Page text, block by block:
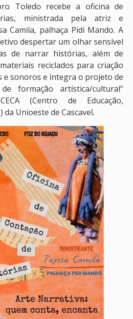
Toledo recebe a oficina de
ministrada pela atriz e
Camila, palhaça Pidi Mando. A
despertar um olhar sensível
de narrar histórias, além de
reciclados para criação
e sonoros e integra o projeto de
formação artística/cultural”
(Centro de Educação,
da Unioeste de Cascavel.